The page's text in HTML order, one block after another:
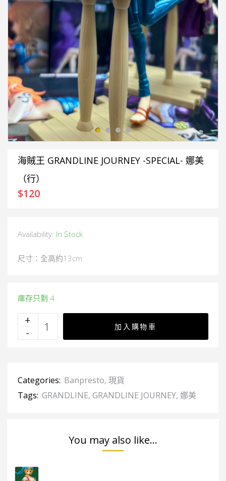
海賊王 GRANDLINE JOURNEY -SPECIAL- 娜美
（行）
$120
Availability: In Stock
尺寸：全高約13cm
庫存只剩 4
加入購物車
Categories: Banpresto, 現貨
Tags: GRANDLINE, GRANDLINE JOURNEY, 娜美
You may also like...